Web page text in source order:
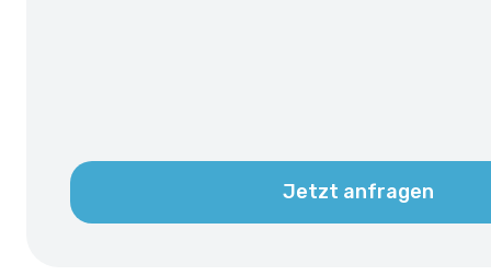
Jetzt anfragen